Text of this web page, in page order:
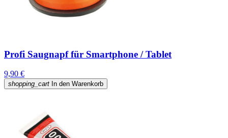
Profi Saugnapf für Smartphone / Tablet
9,90 €
shopping_cart In den Warenkorb